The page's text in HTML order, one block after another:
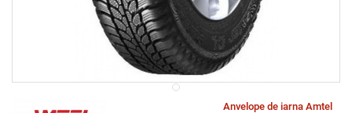
Anvelope de iarna Amtel